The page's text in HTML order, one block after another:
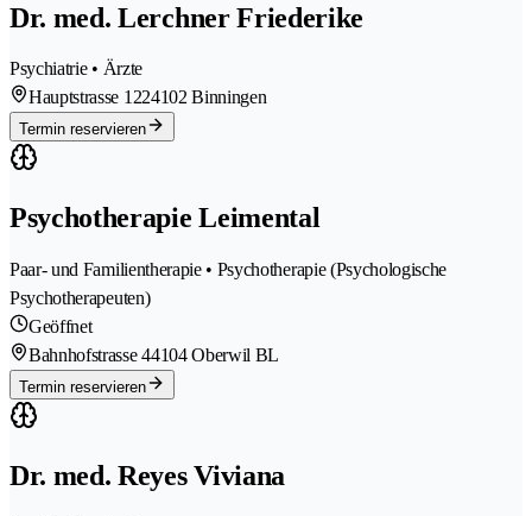
Dr. med. Lerchner Friederike
Psychiatrie • Ärzte
Hauptstrasse 1224102 Binningen
Termin reservieren
Psychotherapie Leimental
Paar- und Familientherapie • Psychotherapie (Psychologische
Psychotherapeuten)
Geöffnet
Bahnhofstrasse 44104 Oberwil BL
Termin reservieren
Dr. med. Reyes Viviana